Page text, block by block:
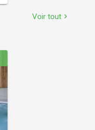
Voir tout chevron_right